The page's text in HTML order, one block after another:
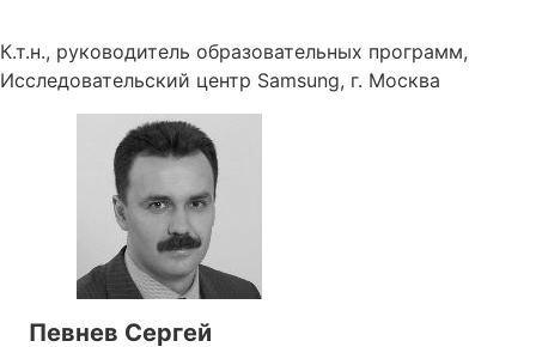
К.т.н., руководитель образовательных программ,
Исследовательский центр Samsung, г. Москва
Певнев Сергей